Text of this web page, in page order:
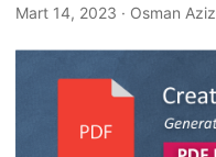
Mart 14, 2023 · Osman Aziz